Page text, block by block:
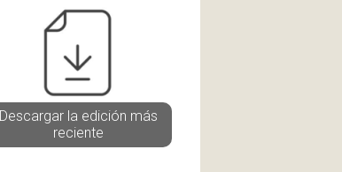
Descargar la edición más
reciente